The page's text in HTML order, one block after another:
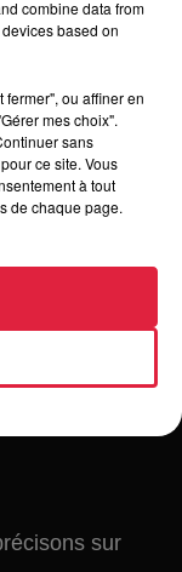
:
: rencontre
la venue du
sur
combine data from
based on
ou affiner en
mes choix".
sans
ce site. Vous
à tout
de chaque page.